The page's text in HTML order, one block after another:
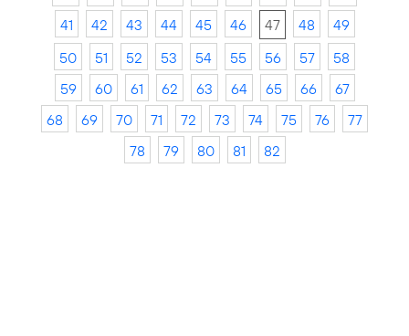
41
42 43 44 45 46 47 48
49
50
51 52 53 54 55 56 57
58
59
60 61 62 63 64 65 66
67
68
69 70 71 72 73 74 75 76
77
78
79 80 81 82